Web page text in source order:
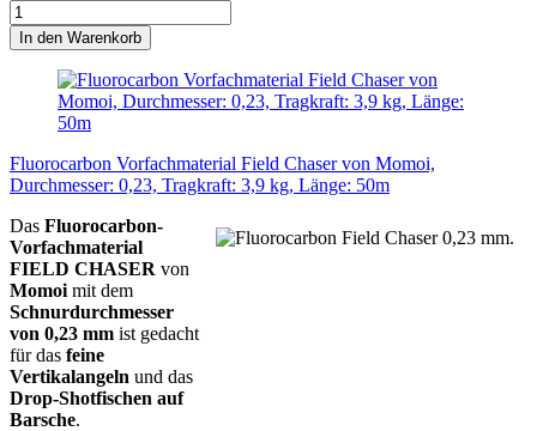
In den Warenkorb
Fluorocarbon Vorfachmaterial Field Chaser von Momoi,
Durchmesser: 0,23, Tragkraft: 3,9 kg, Länge: 50m
Das Fluorocarbon-
Vorfachmaterial
FIELD CHASER von
Momoi mit dem
Schnurdurchmesser
von 0,23 mm ist gedacht
für das feine
Vertikalangeln und das
Drop-Shotfischen auf
Barsche.